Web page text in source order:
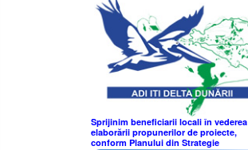
Sprijinim beneficiarii locali în vederea
elaborării propunerilor de proiecte,
conform Planului din Strategie